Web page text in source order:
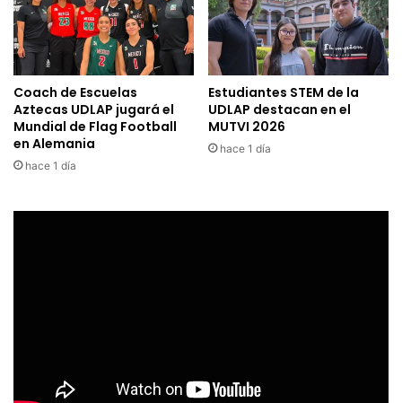
Coach de Escuelas
Aztecas UDLAP jugará el
Mundial de Flag Football
en Alemania
hace 1 día
Estudiantes STEM de la
UDLAP destacan en el
MUTVI 2026
hace 1 día